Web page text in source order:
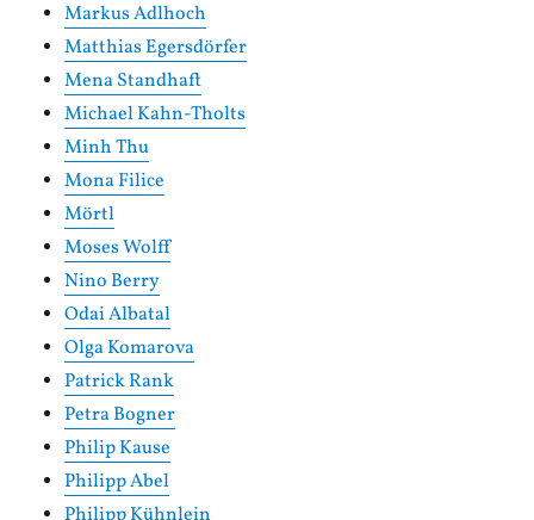
Markus Adlhoch
Matthias Egersdörfer
Mena Standhaft
Michael Kahn-Tholts
Minh Thu
Mona Filice
Mörtl
Moses Wolff
Nino Berry
Odai Albatal
Olga Komarova
Patrick Rank
Petra Bogner
Philip Kause
Philipp Abel